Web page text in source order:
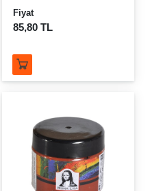
Fiyat
85,80 TL